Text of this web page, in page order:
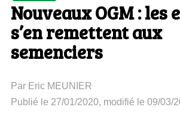
Nouveaux OGM : les
s’en remettent aux
semenciers
Par Eric MEUNIER
Publié le 27/01/2020, modifié le 09/03/